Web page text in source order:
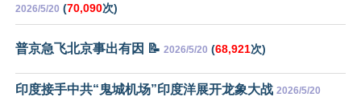
2026/5/20 (70,090次)
普京急飞北京事出有因 📝 2026/5/20 (68,921次)
印度接手中共“鬼城机场”印度洋展开龙象大战 2026/5/20